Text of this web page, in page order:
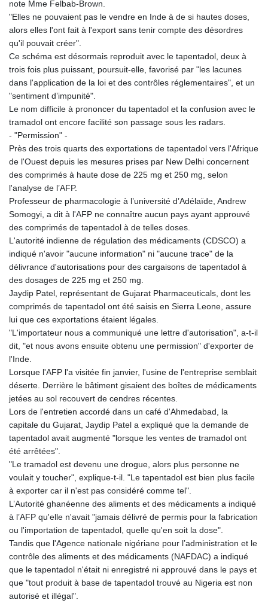
note Mme Felbab-Brown.
"Elles ne pouvaient pas le vendre en Inde à de si hautes doses,
alors elles l'ont fait à l'export sans tenir compte des désordres
qu'il pouvait créer".
Ce schéma est désormais reproduit avec le tapentadol, deux à
trois fois plus puissant, poursuit-elle, favorisé par "les lacunes
dans l'application de la loi et des contrôles réglementaires", et un
"sentiment d’impunité".
Le nom difficile à prononcer du tapentadol et la confusion avec le
tramadol ont encore facilité son passage sous les radars.
- "Permission" -
Près des trois quarts des exportations de tapentadol vers l'Afrique
de l'Ouest depuis les mesures prises par New Delhi concernent
des comprimés à haute dose de 225 mg et 250 mg, selon
l'analyse de l’AFP.
Professeur de pharmacologie à l’université d’Adélaïde, Andrew
Somogyi, a dit à l'AFP ne connaître aucun pays ayant approuvé
des comprimés de tapentadol à de telles doses.
L'autorité indienne de régulation des médicaments (CDSCO) a
indiqué n'avoir "aucune information" ni "aucune trace" de la
délivrance d'autorisations pour des cargaisons de tapentadol à
des dosages de 225 mg et 250 mg.
Jaydip Patel, représentant de Gujarat Pharmaceuticals, dont les
comprimés de tapentadol ont été saisis en Sierra Leone, assure
lui que ces exportations étaient légales.
"L'importateur nous a communiqué une lettre d'autorisation", a-t-il
dit, "et nous avons ensuite obtenu une permission" d'exporter de
l'Inde.
Lorsque l'AFP l'a visitée fin janvier, l'usine de l'entreprise semblait
déserte. Derrière le bâtiment gisaient des boîtes de médicaments
jetées au sol recouvert de cendres récentes.
Lors de l'entretien accordé dans un café d'Ahmedabad, la
capitale du Gujarat, Jaydip Patel a expliqué que la demande de
tapentadol avait augmenté "lorsque les ventes de tramadol ont
été arrêtées".
"Le tramadol est devenu une drogue, alors plus personne ne
voulait y toucher", explique-t-il. "Le tapentadol est bien plus facile
à exporter car il n'est pas considéré comme tel".
L’Autorité ghanéenne des aliments et des médicaments a indiqué
à l’AFP qu'elle n'avait "jamais délivré de permis pour la fabrication
ou l'importation de tapentadol, quelle qu'en soit la dose".
Tandis que l'Agence nationale nigériane pour l’administration et le
contrôle des aliments et des médicaments (NAFDAC) a indiqué
que le tapentadol n'était ni enregistré ni approuvé dans le pays et
que "tout produit à base de tapentadol trouvé au Nigeria est non
autorisé et illégal".